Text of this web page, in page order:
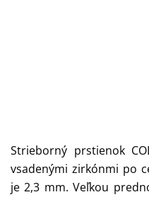
Strieborný prstienok
vsadenými zirkónmi po
je 2,3 mm. Veľkou